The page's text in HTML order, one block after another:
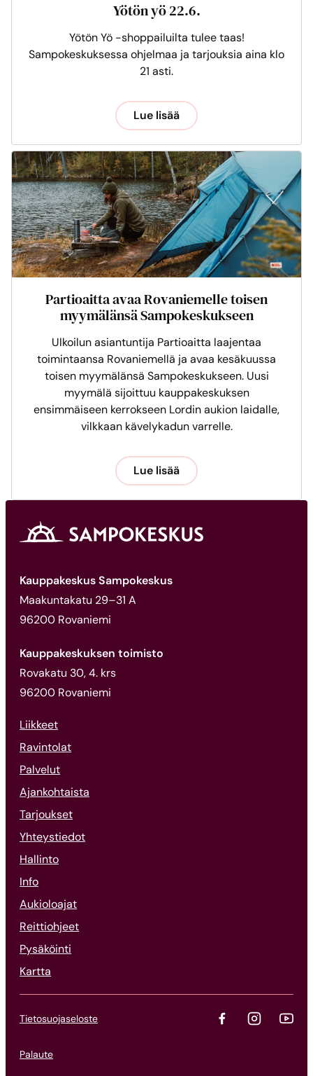
Yötön yö 22.6.
Yötön Yö -shoppailuilta tulee taas!
Sampokeskuksessa ohjelmaa ja tarjouksia aina klo
21 asti.
Lue lisää
Partioaitta avaa Rovaniemelle toisen
myymälänsä Sampokeskukseen
Ulkoilun asiantuntija Partioaitta laajentaa
toimintaansa Rovaniemellä ja avaa kesäkuussa
toisen myymälänsä Sampokeskukseen. Uusi
myymälä sijoittuu kauppakeskuksen
ensimmäiseen kerrokseen Lordin aukion laidalle,
vilkkaan kävelykadun varrelle.
Lue lisää
Kauppakeskus Sampokeskus
Maakuntakatu 29–31 A
96200 Rovaniemi
Kauppakeskuksen toimisto
Rovakatu 30, 4. krs
96200 Rovaniemi
Liikkeet
Ravintolat
Palvelut
Ajankohtaista
Tarjoukset
Yhteystiedot
Hallinto
Info
Aukioloajat
Reittiohjeet
Pysäköinti
Kartta
Tietosuojaseloste
Palaute